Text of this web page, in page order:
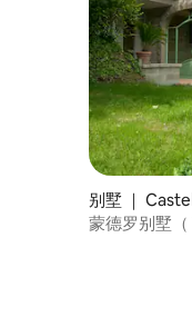
别墅 ｜
蒙德罗别墅（